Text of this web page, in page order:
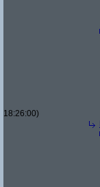
18:26:00)